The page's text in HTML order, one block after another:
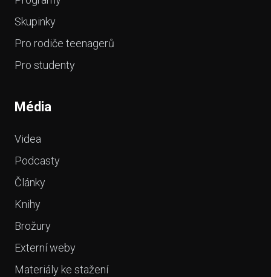
Skupinky
Pro rodiče teenagerů
Pro studenty
Média
Videa
Podcasty
Články
Knihy
Brožury
Externí weby
Materiály ke stažení